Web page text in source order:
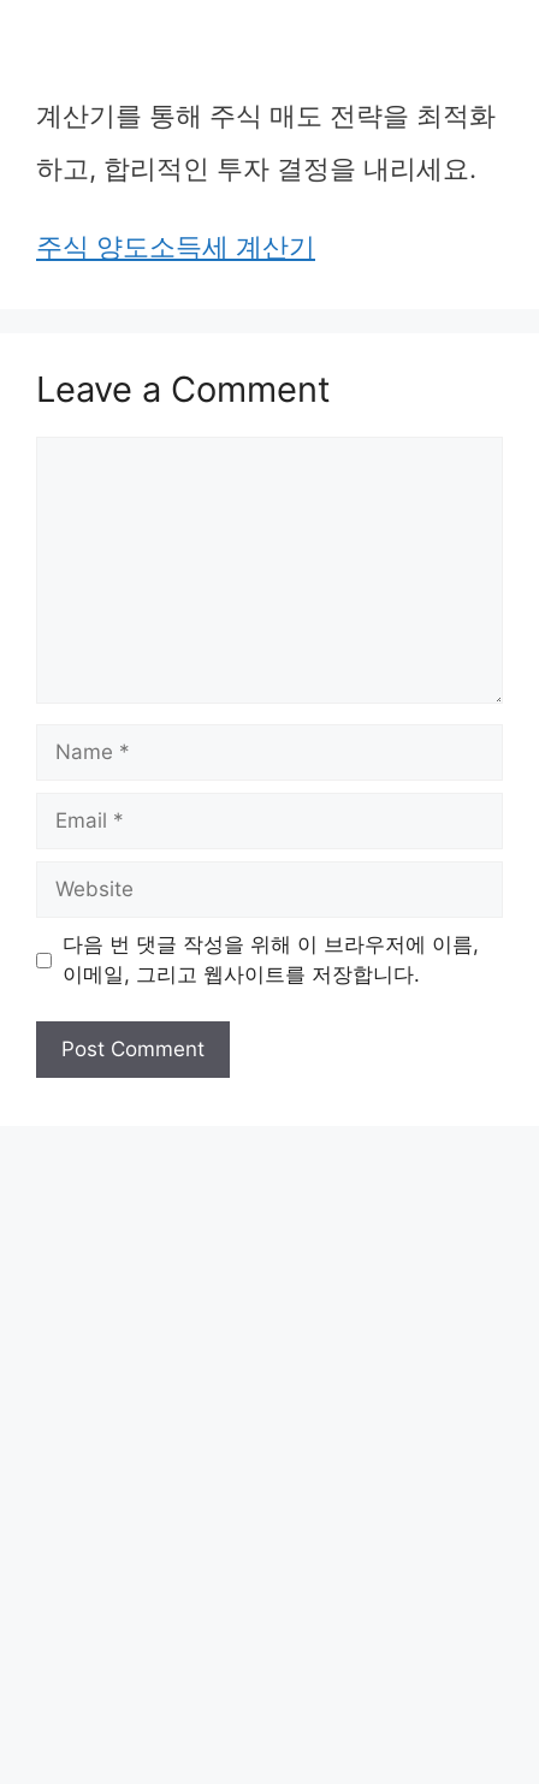
계산기를 통해 주식 매도 전략을 최적화
하고, 합리적인 투자 결정을 내리세요.
주식 양도소득세 계산기
Leave a Comment
Name
Email
Website
다음 번 댓글 작성을 위해 이 브라우저에 이름,
이메일, 그리고 웹사이트를 저장합니다.